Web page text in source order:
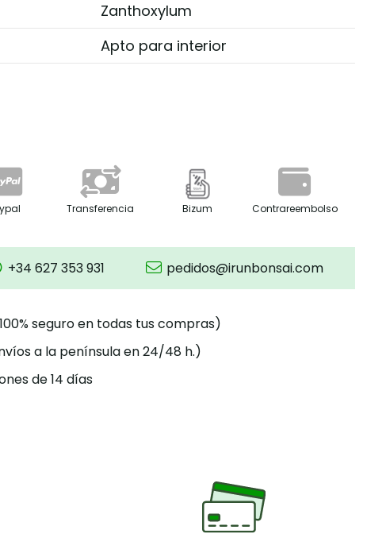
Zanthoxylum
Apto para interior
Transferencia Bizum Contrareembolso
+34 627 353 931 pedidos@irunbonsai.com
seguro en todas tus compras)
a la península en 24/48 h.)
de 14 días